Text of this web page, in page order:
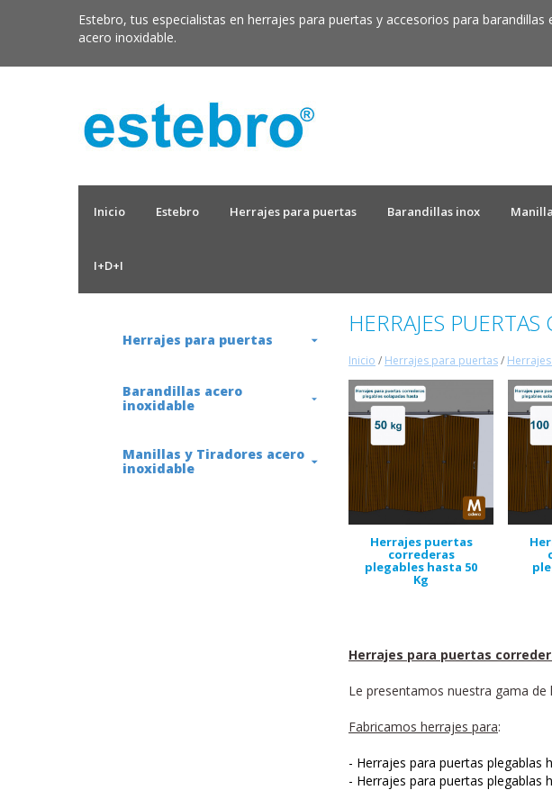
Estebro, tus especialistas en herrajes para puertas y accesorios para barandillas
acero inoxidable.
Inicio Estebro Herrajes para puertas Barandillas inox
I+D+I
Herrajes para puertas
Barandillas acero
inoxidable
Manillas y Tiradores acero
inoxidable
HERRAJES
Inicio / Herrajes para puertas/
Herrajes puertas
correderas
plegables hasta 50
Kg
Herrajes para puertas
Le presentamos nuestra gama
Fabricamos herrajes para:
- Herrajes para puertas plegablas
- Herrajes para puertas plegablas